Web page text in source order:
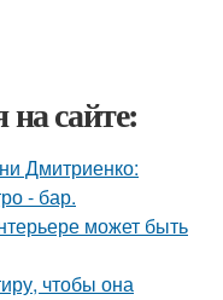
сайте:
Дмитриенко:
- бар.
может быть
чтобы она